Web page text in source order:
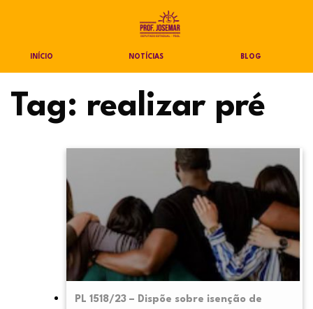
INÍCIO NOTÍCIAS BLOG
Tag: realizar pré
PL 1518/23 – Dispõe sobre isenção de